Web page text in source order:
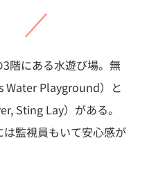
／
階にある水遊び場。無
Water Playground）と
Sting Lay）がある。
監視員もいて安心感が